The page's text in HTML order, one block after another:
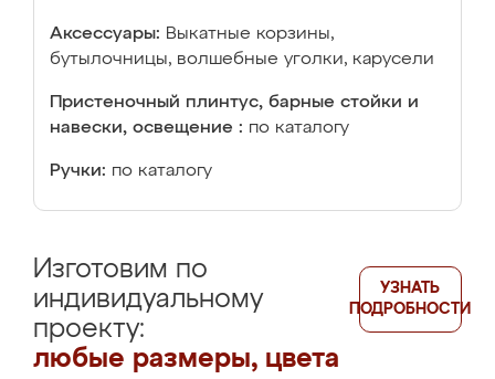
Аксессуары: Выкатные корзины,
бутылочницы, волшебные уголки, карусели
Пристеночный плинтус, барные стойки и
навески, освещение : по каталогу
Ручки: по каталогу
Изготовим по
индивидуальному
проекту:
любые размеры, цвета
УЗНАТЬ
ПОДРОБНОСТИ